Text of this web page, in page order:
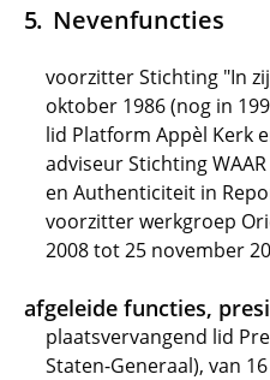
Nevenfuncties
voorzitter Stichting "In
oktober 1986 (nog in
lid Platform Appèl Kerk
adviseur Stichting
en Authenticiteit in
voorzitter werkgroep
2008 tot 25 november
afgeleide functies,
plaatsvervangend lid
Staten-Generaal), van